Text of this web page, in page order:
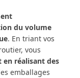
du volume
. En triant vos
vous
en réalisant des
emballages